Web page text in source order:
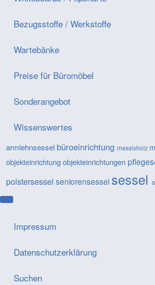
Bezugsstoffe / Werkstoffe
Wartebänke
Preise für Büromöbel
Sonderangebot
Wissenswertes
armlehnsessel büroeinrichtung massivholz
objekteinrichtungobjekteinrichtungen
polstersessel seniorensessel sessel
Impressum
Datenschutzerklärung
Suchen